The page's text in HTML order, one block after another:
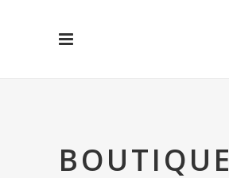
BOUTIQUE